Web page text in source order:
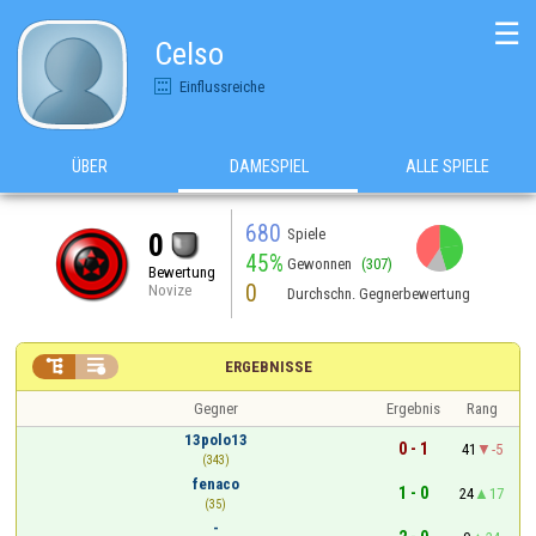
Celso
Einflussreiche
☰
ÜBER DAMESPIEL ALLE SPIELE
0
Bewertung
Novize
680 Spiele
45% Gewonnen (307)
0 Durchschn. Gegnerbewertung
ERGEBNISSE
 
Gegner Ergebnis
Rang
13polo13
(343)
0 - 1 41
-5
fenaco
(35)
1 - 0 24
17
-